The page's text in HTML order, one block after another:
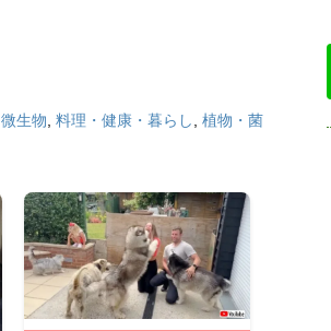
微生物 料理・健康・暮らし
植物・菌